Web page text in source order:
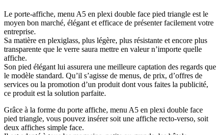
Le porte-affiche, menu A5 en plexi double face pied triangle est le
moyen bon marché, élégant et efficace de présenter facilement votre
entreprise.
Sa matière en plexiglass, plus légère, plus résistante et encore plus
transparente que le verre saura mettre en valeur n’importe quelle
affiche.
Son pied élégant lui assurera une meilleure captation des regards que
le modèle standard. Qu’il s’agisse de menus, de prix, d’offres de
services ou la promotion d’un produit dont vous faites la publicité,
ce produit est la solution parfaite.
Grâce à la forme du porte affiche, menu A5 en plexi double face
pied triangle, vous pouvez insérer soit une affiche recto-verso, soit
deux affiches simple face.